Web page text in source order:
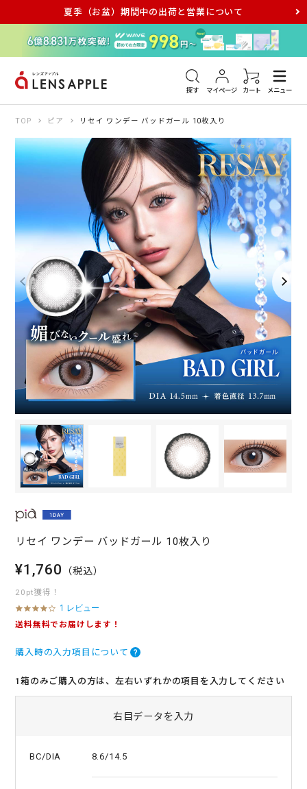
夏季（お盆）期間中の出荷と営業について
探す マイページ カート メニュー
アキュビュー メダリスト メガネ
TOP ピア リセイ ワンデー バッドガール 10枚入り
リセイ ワンデー バッドガール 10枚入り
¥1,760 （税込）
20pt獲得！
4
.
t
r
1 レビュー
送料無料でお届けします！
購入時の入力項目について
1箱のみご購入の方は、左右いずれかの項目を入力してください
右目データを入力
BC/DIA 8.6/14.5